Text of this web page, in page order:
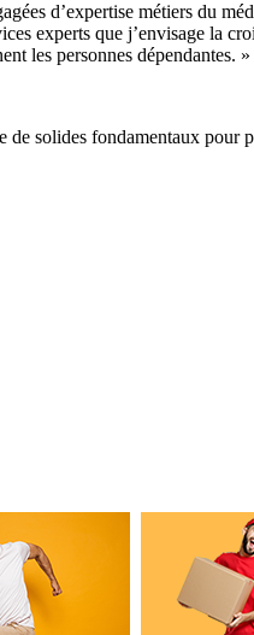
d’expertise métiers du
experts que j’envisage la
les personnes dépendantes. »
solides fondamentaux